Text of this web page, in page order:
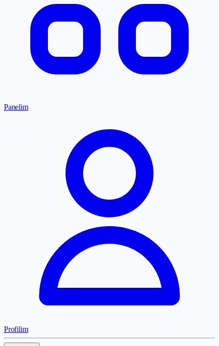
Panelim
Profilim